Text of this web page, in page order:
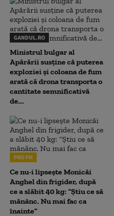
GANDUL.RO
Ministrul bulgar al
Apărării susține că puterea
exploziei și coloana de fum
arată că drona transporta o
cantitate semnificativă
de...
PRO FM
Ce nu-i lipsește Monicăi
Anghel din frigider, după
ce a slăbit 40 kg: “Știu ce să
mănânc. Nu mai fac ca
înainte”